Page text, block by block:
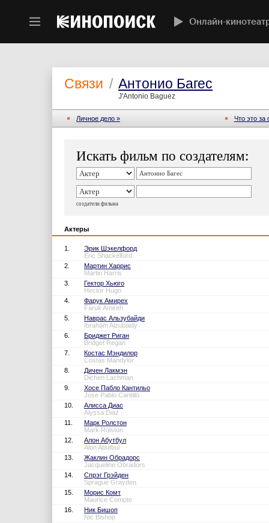
Онлайн-
Связи / Антонио Багес
J'Antonio Baguez
Личное дело » Что это за
Искать фильм по создателям:
создатели фильма
Актеры
1.
Эрик Шэкелфорд
Eric Shackelford
2.
Мартин Харрис
Martin Harris
3.
Гектор Хьюго
Hector Hugo
4.
Фарук Амирех
Faruk Amireh
5.
Наврас Альзубайди
Ibraham Alzubaidy
6.
Бриджет Риган
Bridget Regan
7.
Костас Мэндилор
Costas Mandylor
8.
Дичен Лакмэн
Dichen Lachman
9.
Хосе Пабло Кантильо
Jose Pablo Cantillo
10.
Алисса Диас
Alyssa Diaz
11.
Марк Ролстон
Mark Rolston
12.
Алон Абутбул
Alon Abutbul
13.
Жаклин Обрадорс
Jacqueline Obradors
14.
Спрэг Грэйден
Sprague Grayden
15.
Морис Комт
Maurice Compte
16.
Ник Бишоп
Nic Bishop